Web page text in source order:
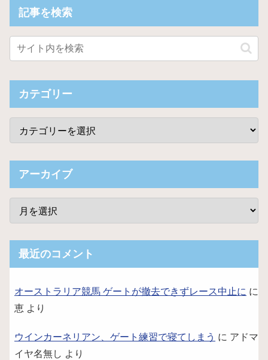
記事を検索
カテゴリー
アーカイブ
最近のコメント
オーストラリア競馬 ゲートが撤去できずレース中止に に
恵 より
ウインカーネリアン、ゲート練習で寝てしまう に アドマ
イヤ名無し より